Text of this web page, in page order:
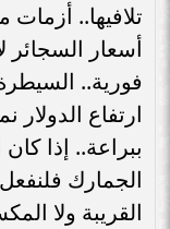
تلافيها.. أزمات
أسعار السجائر
فورية..
ارتفاع الدولار
ببراعة.. إذا
الجمارك
القريبة ولا